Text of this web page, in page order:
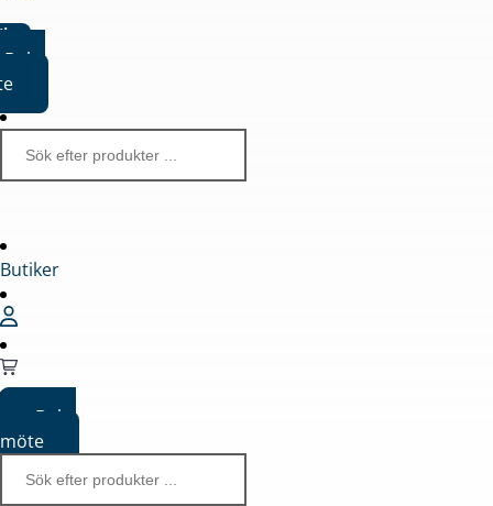
Boka
Butiker
Boka
möte